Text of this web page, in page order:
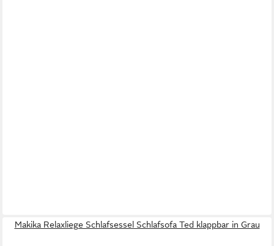
Makika Relaxliege Schlafsessel Schlafsofa Ted klappbar in Grau